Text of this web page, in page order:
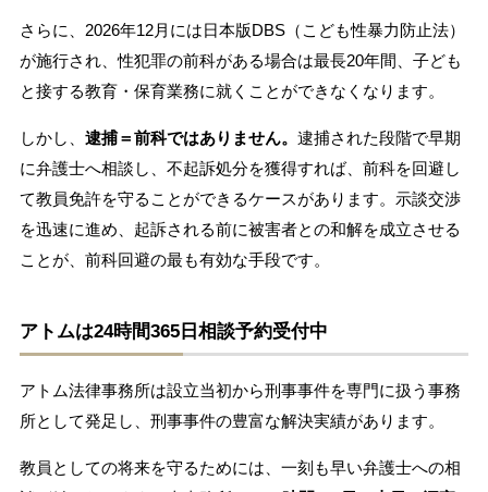
さらに、2026年12月には日本版DBS（こども性暴力防止法）
が施行され、性犯罪の前科がある場合は最長20年間、子ども
と接する教育・保育業務に就くことができなくなります。
しかし、 逮捕＝前科ではありません。 逮捕された段階で早期
に弁護士へ相談し、不起訴処分を獲得すれば、前科を回避し
て教員免許を守ることができるケースがあります。示談交渉
を迅速に進め、起訴される前に被害者との和解を成立させる
ことが、前科回避の最も有効な手段です。
アトムは24時間365日相談予約受付中
アトム法律事務所は設立当初から刑事事件を専門に扱う事務
所として発足し、刑事事件の豊富な解決実績があります。
教員としての将来を守るためには、一刻も早い弁護士への相